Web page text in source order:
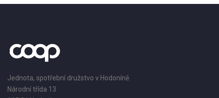
Jednota, spotřební družstvo v Hodoníně
Národní třída 13